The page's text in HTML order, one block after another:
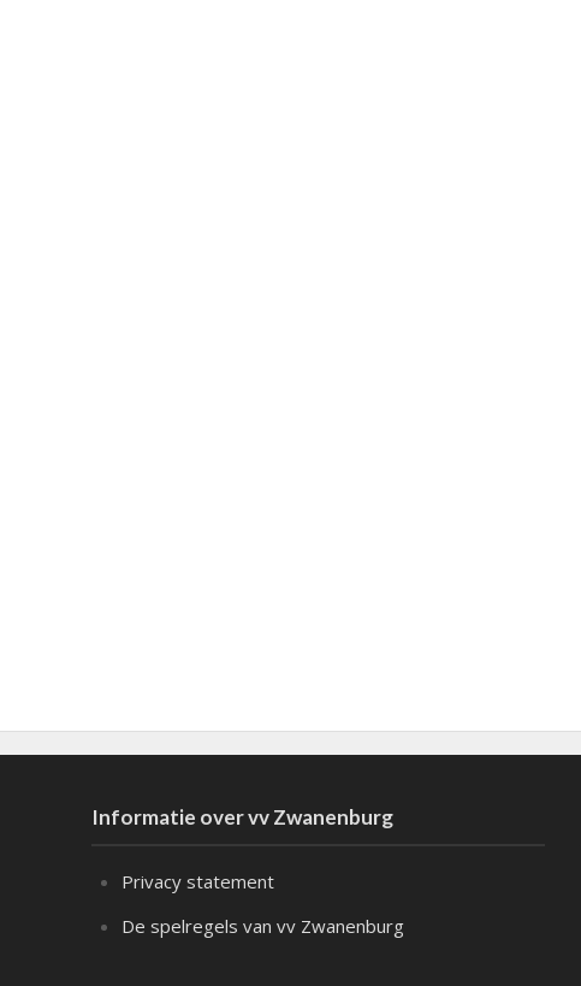
Informatie over vv Zwanenburg
Privacy statement
De spelregels van vv Zwanenburg